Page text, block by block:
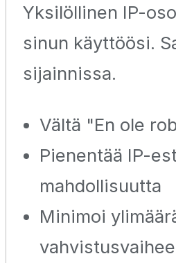
Yksilöllinen IP-
sinun käyttöösi.
sijainnissa.
Vältä "En ole
Pienentää IP-
mahdollisuutta
Minimoi